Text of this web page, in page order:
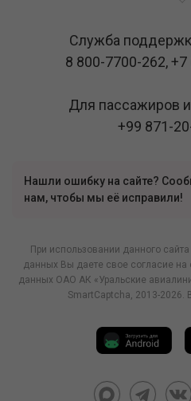
Служба
8 800-7700-262,+7
Для пассажиров
+99 871-
Нашли ошибку на сайте?
нам, чтобы мы её исправили!
При использовании данного
данных Вы даете свое согласие на
данных ОАО АК «Уральские
SmartCaptcha, 2013-2026.